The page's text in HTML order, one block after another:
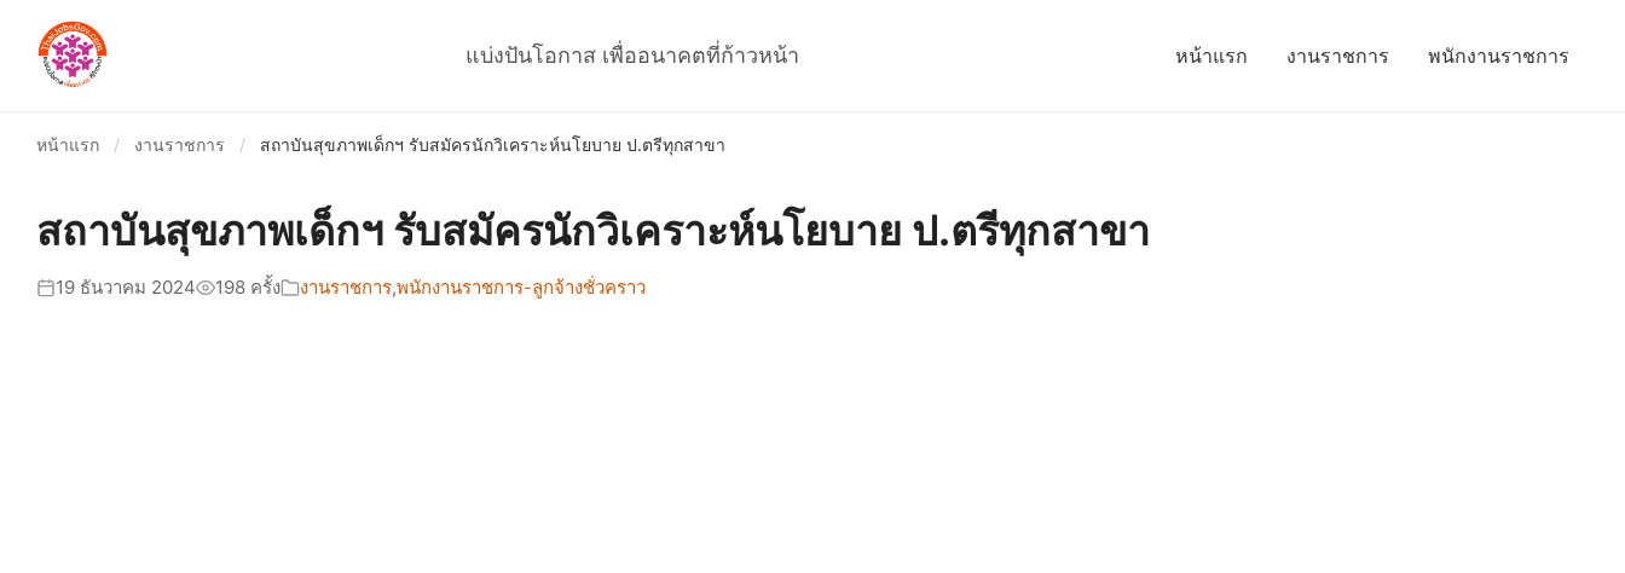
แบ่งปันโอกาส เพื่ออนาคตที่ก้าวหน้า หน้าแรก งานราชการ พนักงานราชการ
หน้าแรก / งานราชการ / สถาบันสุขภาพเด็กฯ รับสมัครนักวิเคราะห์นโยบาย ป.ตรีทุกสาขา
สถาบันสุขภาพเด็กฯ รับสมัครนักวิเคราะห์นโยบาย ป.ตรีทุกสาขา
19 ธันวาคม 2024 198 ครั้ง งานราชการ,พนักงานราชการ-ลูกจ้างชั่วคราว